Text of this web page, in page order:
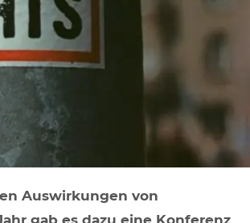
Auswirkungen von
gab es dazu eine Konferenz